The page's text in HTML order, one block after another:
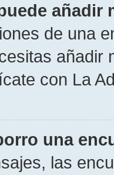
añadir
de una
añadir
con La
una
las